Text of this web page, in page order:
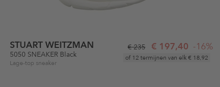
STUART WEITZMAN
5050 SNEAKER Black
Lage-top sneaker
€ 235 € 197,40 -16%
of 12 termijnen van elk€ 18,92